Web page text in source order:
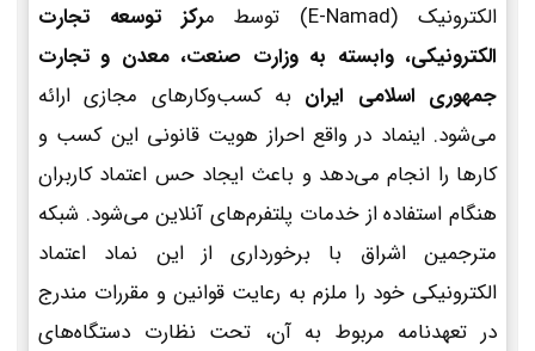
الکترونیک (E-Namad) توسط م
رکز توسعه تجارت
الکترونیکی، وابسته به وزارت صنعت، معدن و تجارت
جمهوری اسلامی ایران به کسب‌وکارهای مجازی ارائه
می‌شود. اینماد در واقع احراز هویت قانونی این کسب و
کارها را انجام می‌دهد و باعث ایجاد حس اعتماد کاربران
هنگام استفاده از خدمات پلتفرم‌های آنلاین می‌شود. شبکه
مترجمین اشراق با برخورداری از این نماد اعتماد
الکترونیکی خود را ملزم به رعایت قوانین و مقررات مندرج
در تعهدنامه مربوط به آن، تحت نظارت دستگاه‌های